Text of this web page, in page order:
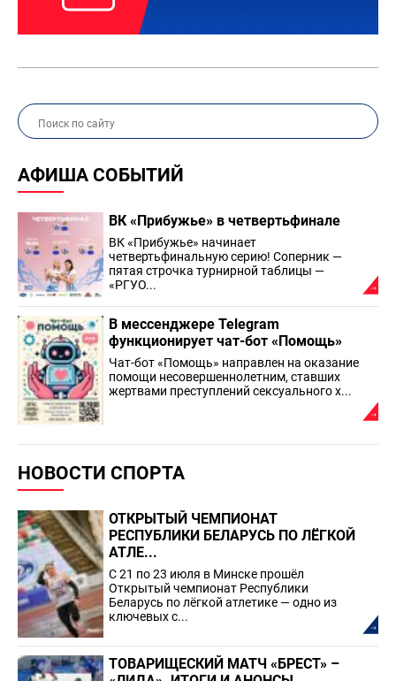
АФИША СОБЫТИЙ
ВК «Прибужье» в четвертьфинале
ВК «Прибужье» начинает
четвертьфинальную серию! Соперник —
пятая строчка турнирной таблицы —
«РГУО...
В мессенджере Telegram
функционирует чат-бот «Помощь»
Чат-бот «Помощь» направлен на оказание
помощи несовершеннолетним, ставших
жертвами преступлений сексуального х...
НОВОСТИ СПОРТА
ОТКРЫТЫЙ ЧЕМПИОНАТ
РЕСПУБЛИКИ БЕЛАРУСЬ ПО ЛЁГКОЙ
АТЛЕ...
С 21 по 23 июля в Минске прошёл
Открытый чемпионат Республики
Беларусь по лёгкой атлетике — одно из
ключевых с...
ТОВАРИЩЕСКИЙ МАТЧ «БРЕСТ» –